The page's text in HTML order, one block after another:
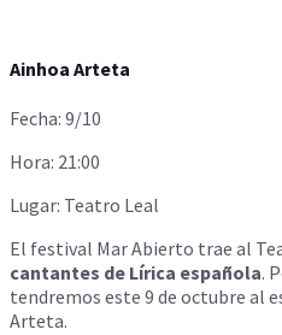
Ainhoa Arteta
Fecha: 9/10
Hora: 21:00
Lugar: Teatro Leal
El festival Mar Abierto trae al
cantantes de Lírica española.
tendremos este 9 de octubre al
Arteta.